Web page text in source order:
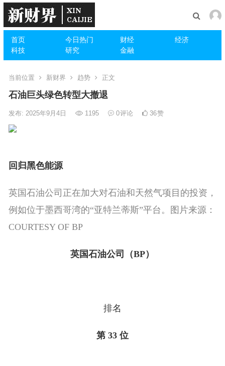
首页 今日热门 财经
经济
科技
研究 金融
当前位置 新财界 趋势 正文
石油巨头绿色转型大撤退
发布: 2025年9月4日 1195 0评论 36赞
回归黑色能源
英国石油公司正在加大对石油和天然气项目的投资，
例如位于墨西哥湾的“亚特兰蒂斯”平台。
图片来源：
COURTESY OF BP
英国石油公司（BP）
排名
第 33 位